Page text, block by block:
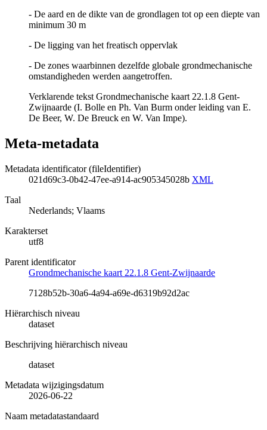
- De aard en de dikte van de grondlagen tot op een diepte van
minimum 30 m
- De ligging van het freatisch oppervlak
- De zones waarbinnen dezelfde globale grondmechanische
omstandigheden werden aangetroffen.
Verklarende tekst Grondmechanische kaart 22.1.8 Gent-
Zwijnaarde (I. Bolle en Ph. Van Burm onder leiding van E.
De Beer, W. De Breuck en W. Van Impe).
Meta-metadata
Metadata identificator (fileIdentifier)
021d69c3-0b42-47ee-a914-ac905345028b XML
Taal
Nederlands; Vlaams
Karakterset
utf8
Parent identificator
Grondmechanische kaart 22.1.8 Gent-Zwijnaarde
7128b52b-30a6-4a94-a69e-d6319b92d2ac
Hiërarchisch niveau
dataset
Beschrijving hiërarchisch niveau
dataset
Metadata wijzigingsdatum
2026-06-22
Naam metadatastandaard